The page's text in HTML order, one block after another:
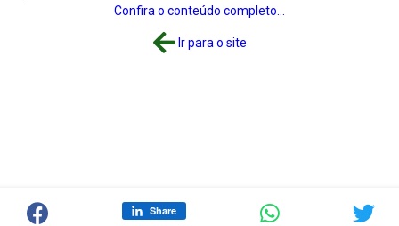
Confira o conteúdo completo...
Ir para o site
Share